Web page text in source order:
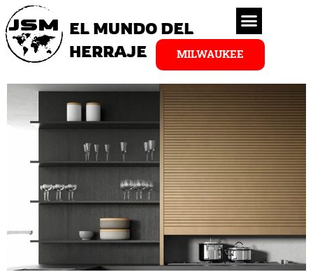
EL MUNDO DEL
HERRAJE
MILWAUKEE